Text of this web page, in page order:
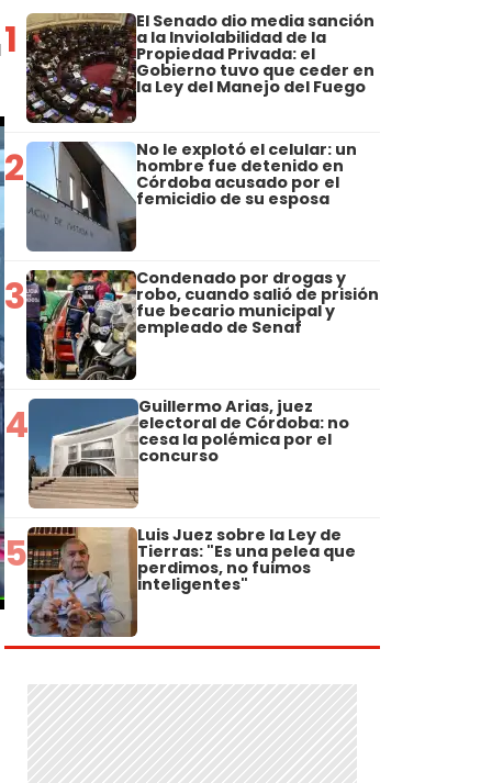
1 El Senado dio media sanción
a la Inviolabilidad de la
Propiedad Privada: el
Gobierno tuvo que ceder en
la Ley del Manejo del Fuego
2 No le explotó el celular: un
hombre fue detenido en
Córdoba acusado por el
femicidio de su esposa
3 Condenado por drogas y
robo, cuando salió de prisión
fue becario municipal y
empleado de Senaf
4 Guillermo Arias, juez
electoral de Córdoba: no
cesa la polémica por el
concurso
5 Luis Juez sobre la Ley de
Tierras: "Es una pelea que
perdimos, no fuimos
inteligentes"